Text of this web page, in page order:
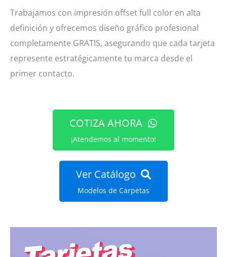
Trabajamos con impresión offset full color en alta
definición y ofrecemos diseño gráfico profesional
completamente GRATIS, asegurando que cada tarjeta
represente estratégicamente tu marca desde el
primer contacto.
COTIZA AHORA
¡Atendemos al momento!
Ver Catálogo
Modelos de Carpetas